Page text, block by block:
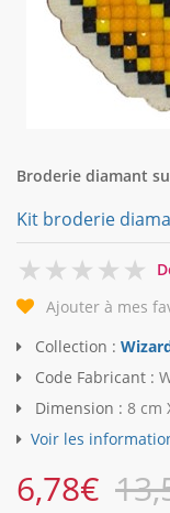
Broderie diamant
Kit broderie
0
Ajouter à mes
Collection :
Code Fabricant :
Dimension : 8 cm
Voir les
6,78€